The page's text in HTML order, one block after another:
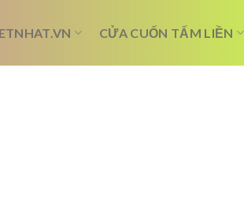
CỬA CUỐN TẤM LIỀN